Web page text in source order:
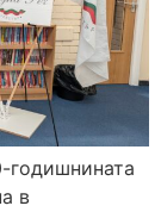
годишнината
в